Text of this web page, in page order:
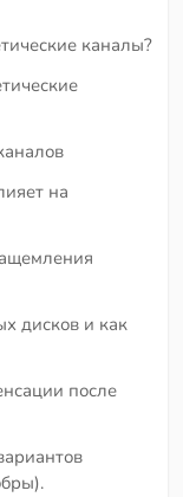
каналы?
на
дисков и как
после